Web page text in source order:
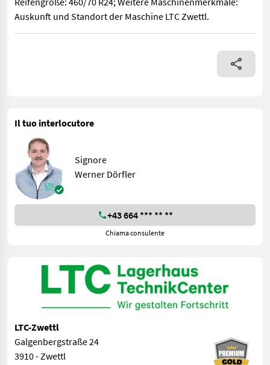
Auskunft und Standort der Maschine LTC Zwettl.
Klassifizierung: Gebrauchtmaschine; Seriennummer/
Il tuo interlocutore
Signore
Werner Dörfler
+43 664 *** ** **
Chiama consulente
LTC-Zwettl
Galgenbergstraße 24
3910 - Zwettl